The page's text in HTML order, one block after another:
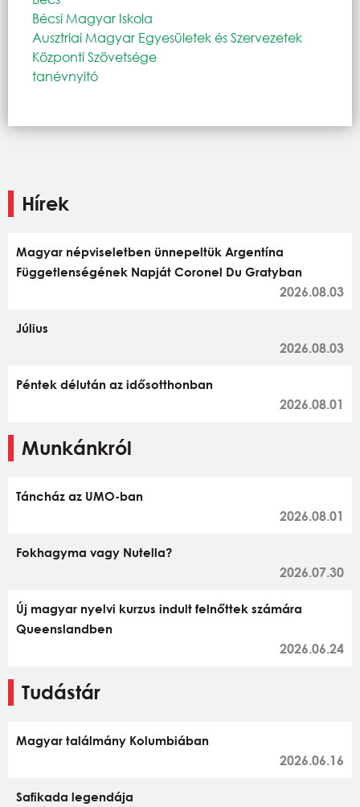
Bécsi Magyar Iskola
Ausztriai Magyar Egyesületek és Szervezetek
Központi Szövetsége
tanévnyitó
Hírek
Magyar népviseletben ünnepeltük Argentína
Függetlenségének Napját Coronel Du Gratyban
2026.08.03
Július
2026.08.03
Péntek délután az idősotthonban
2026.08.01
Munkánkról
Táncház az UMO-ban
2026.08.01
Fokhagyma vagy Nutella?
2026.07.30
Új magyar nyelvi kurzus indult felnőttek számára
Queenslandben
2026.06.24
Tudástár
Magyar találmány Kolumbiában
2026.06.16
Safikada legendája